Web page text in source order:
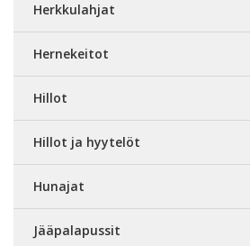
Herkkulahjat
Hernekeitot
Hillot
Hillot ja hyytelöt
Hunajat
Jääpalapussit